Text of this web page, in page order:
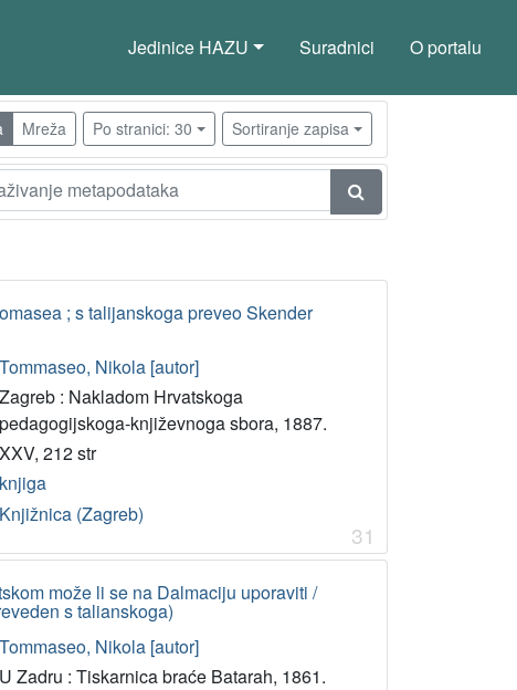
Jedinice HAZU Suradnici O portalu
Mreža Po stranici: 30 Sortiranje zapisa
; s talijanskoga preveo Skender
Tommaseo, Nikola [autor]
Zagreb : Nakladom Hrvatskoga
pedagogijskoga-književnoga sbora, 1887.
XXV, 212 str
knjiga
Knjižnica (Zagreb)
31
može li se na Dalmaciju uporaviti /
s talianskoga)
Tommaseo, Nikola [autor]
U Zadru : Tiskarnica braće Batarah, 1861.